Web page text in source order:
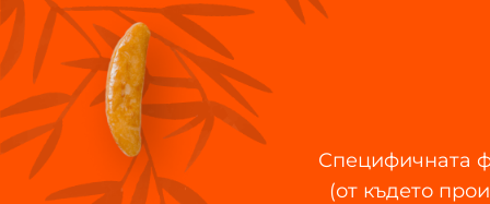
Специфичната
(от където